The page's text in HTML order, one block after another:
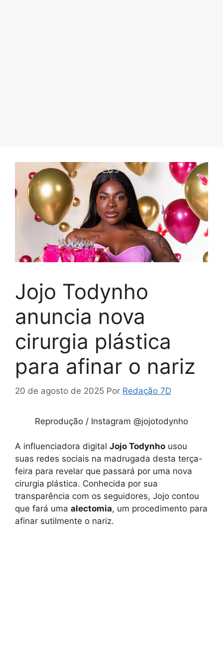
Jojo Todynho
anuncia nova
cirurgia plástica
para afinar o nariz
20 de agosto de 2025 Por Redação 7D
Reprodução / Instagram @jojotodynho
A influenciadora digital Jojo Todynho usou
suas redes sociais na madrugada desta terça-
feira para revelar que passará por uma nova
cirurgia plástica. Conhecida por sua
transparência com os seguidores, Jojo contou
que fará uma alectomia, um procedimento para
afinar sutilmente o nariz.